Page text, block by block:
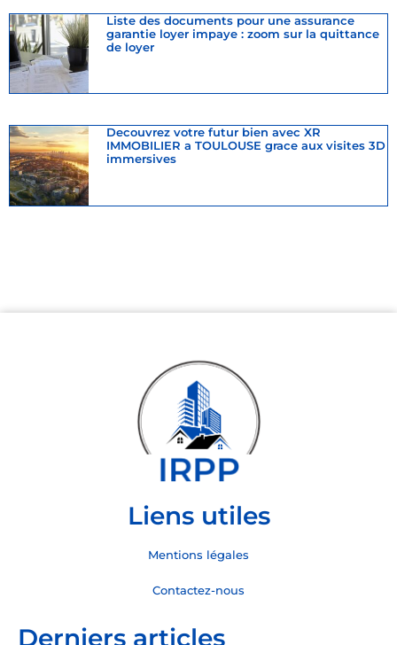
Liste des documents pour une assurance
garantie loyer impaye : zoom sur la quittance
de loyer
Decouvrez votre futur bien avec XR
IMMOBILIER a TOULOUSE grace aux visites 3D
immersives
Liens utiles
Mentions légales
Contactez-nous
Derniers articles